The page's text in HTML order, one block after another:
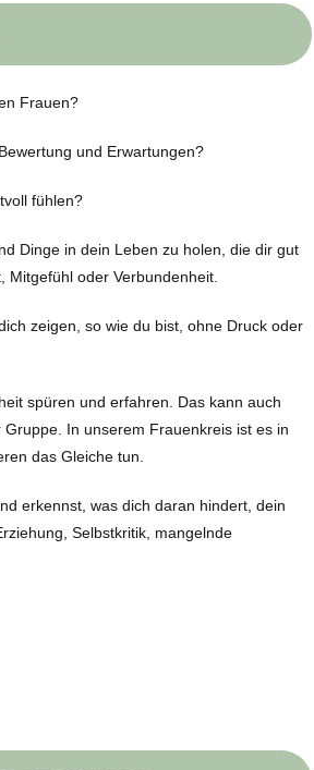
Frauen?
und Erwartungen?
fühlen?
Dinge in dein Leben zu holen, die dir gut
oder Verbundenheit.
zeigen, so wie du bist, ohne Druck oder
spüren und erfahren. Das kann auch
In unserem Frauenkreis ist es in
das Gleiche tun.
erkennst, was dich daran hindert, dein
Selbstkritik, mangelnde